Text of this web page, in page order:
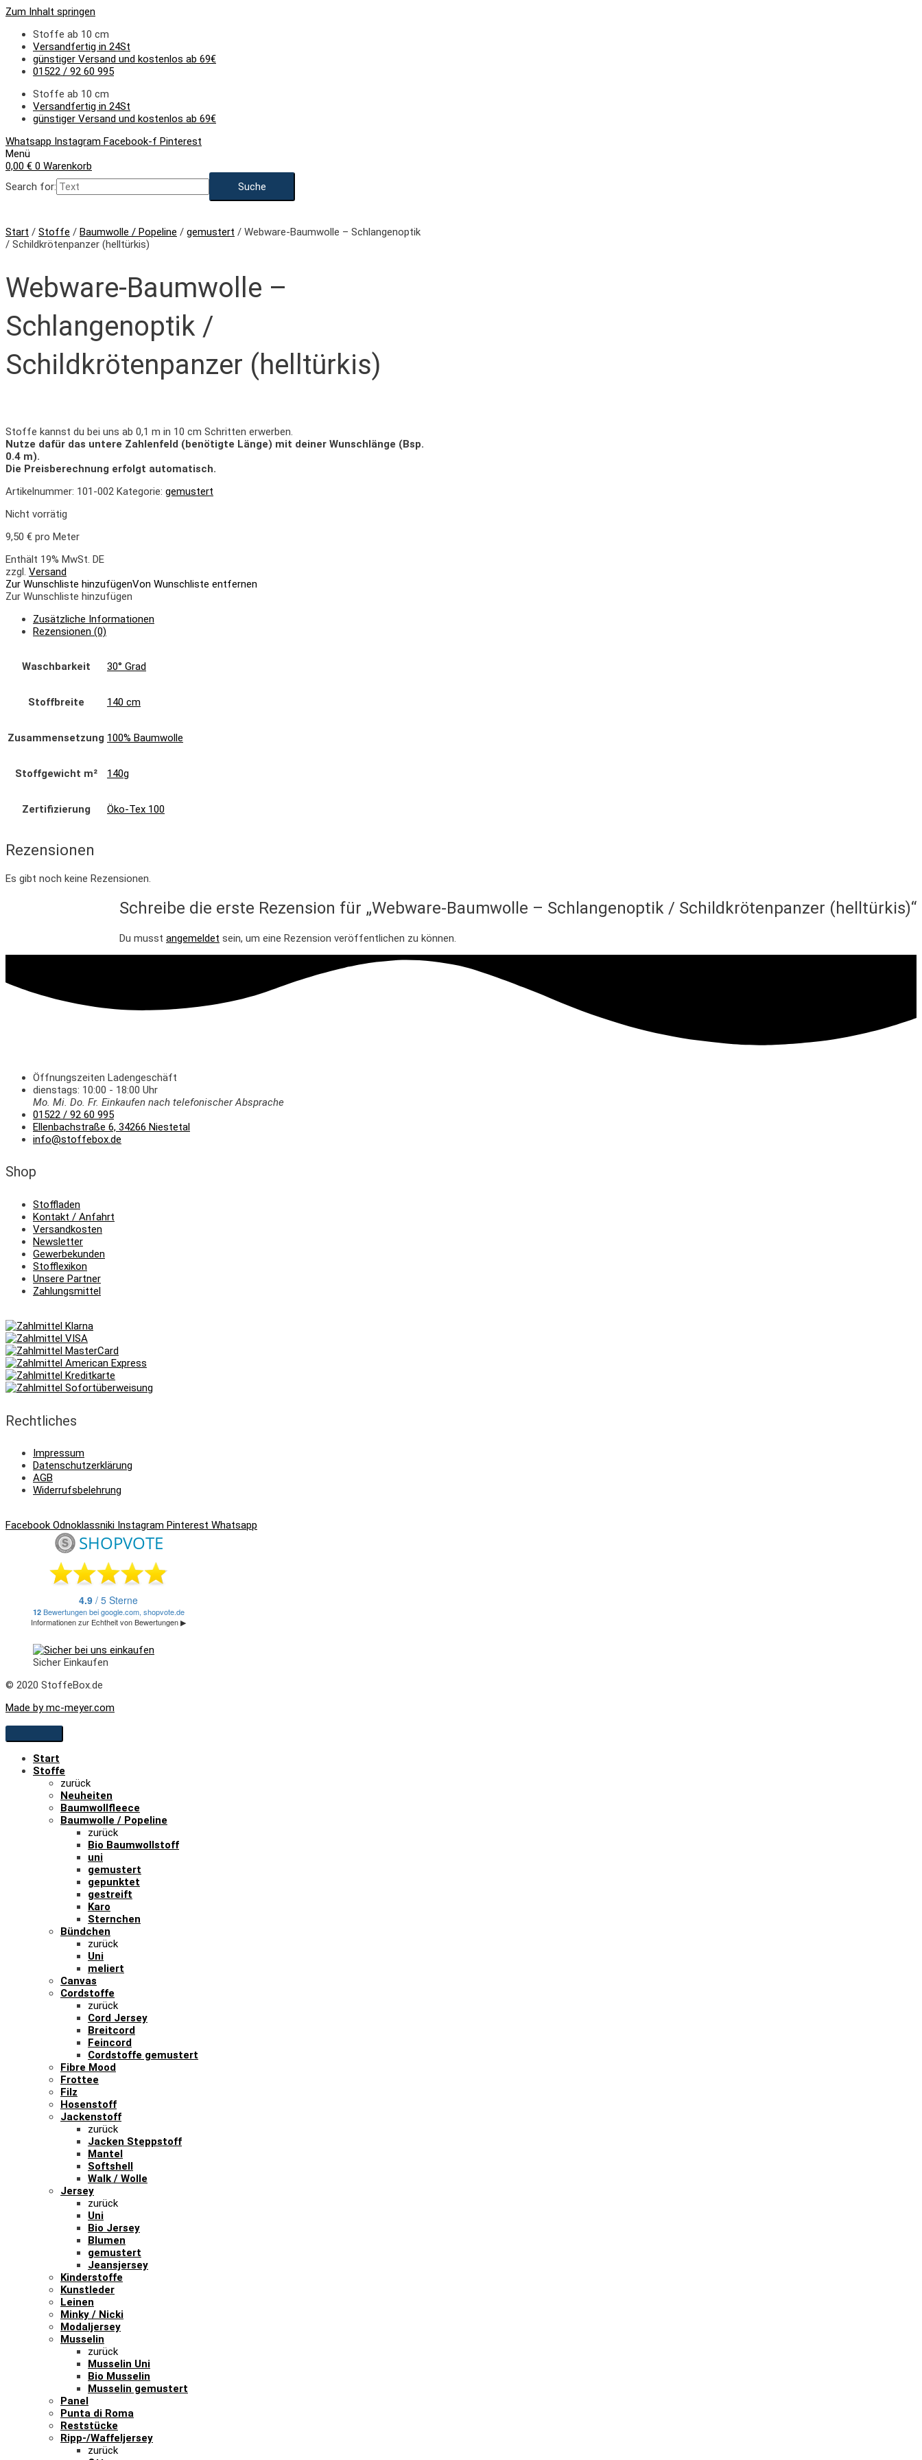
Zum Inhalt springen
Stoffe ab 10 cm
Versandfertig in 24St
günstiger Versand und kostenlos ab 69€
01522 / 92 60 995
Stoffe ab 10 cm
Versandfertig in 24St
günstiger Versand und kostenlos ab 69€
Whatsapp Instagram Facebook-f Pinterest
Menü
0,00 € 0 Warenkorb
Search for:
Start / Stoffe / Baumwolle / Popeline / gemustert / Webware-Baumwolle – Schlangenoptik
/ Schildkrötenpanzer (helltürkis)
Webware-Baumwolle –
Schlangenoptik /
Schildkrötenpanzer (helltürkis)
Stoffe kannst du bei uns ab 0,1 m in 10 cm Schritten erwerben.
Nutze dafür das untere Zahlenfeld (benötigte Länge) mit deiner Wunschlänge (Bsp.
0.4 m).
Die Preisberechnung erfolgt automatisch.
Artikelnummer: 101-002 Kategorie: gemustert
Nicht vorrätig
9,50 € pro Meter
Enthält 19% MwSt. DE
zzgl. Versand
Zur Wunschliste hinzufügenVon Wunschliste entfernen
Zur Wunschliste hinzufügen
Zusätzliche Informationen
Rezensionen (0)
Waschbarkeit 30° Grad
Stoffbreite 140 cm
Zusammensetzung 100% Baumwolle
Stoffgewicht m² 140g
Zertifizierung Öko-Tex 100
Rezensionen
Es gibt noch keine Rezensionen.
Schreibe die erste Rezension für „Webware-Baumwolle – Schlangenoptik / Schildkrötenpanzer (helltürkis)“
Du musst angemeldet sein, um eine Rezension veröffentlichen zu können.
Öffnungszeiten Ladengeschäft
dienstags: 10:00 - 18:00 Uhr
Mo. Mi. Do. Fr. Einkaufen nach telefonischer Absprache
01522 / 92 60 995
Ellenbachstraße 6, 34266 Niestetal
info@stoffebox.de
Shop
Stoffladen
Kontakt / Anfahrt
Versandkosten
Newsletter
Gewerbekunden
Stofflexikon
Unsere Partner
Zahlungsmittel
Rechtliches
Impressum
Datenschutzerklärung
AGB
Widerrufsbelehrung
Facebook Odnoklassniki Instagram Pinterest Whatsapp
Sicher Einkaufen
© 2020 StoffeBox.de
Made by mc-meyer.com
Start
Stoffe
zurück
Neuheiten
Baumwollfleece
Baumwolle / Popeline
zurück
Bio Baumwollstoff
uni
gemustert
gepunktet
gestreift
Karo
Sternchen
Bündchen
zurück
Uni
meliert
Canvas
Cordstoffe
zurück
Cord Jersey
Breitcord
Feincord
Cordstoffe gemustert
Fibre Mood
Frottee
Filz
Hosenstoff
Jackenstoff
zurück
Jacken Steppstoff
Mantel
Softshell
Walk / Wolle
Jersey
zurück
Uni
Bio Jersey
Blumen
gemustert
Jeansjersey
Kinderstoffe
Kunstleder
Leinen
Minky / Nicki
Modaljersey
Musselin
zurück
Musselin Uni
Bio Musselin
Musselin gemustert
Panel
Punta di Roma
Reststücke
Ripp-/Waffeljersey
zurück